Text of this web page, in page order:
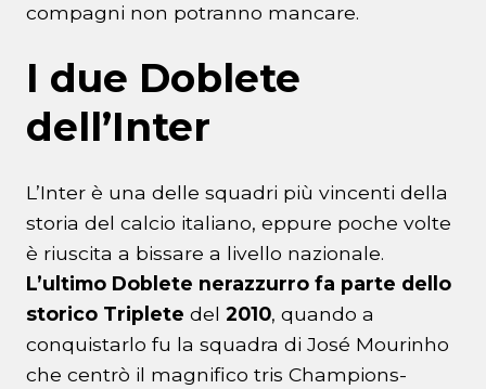
compagni non potranno mancare.
I due Doblete
dell’Inter
L’Inter è una delle squadri più vincenti della
storia del calcio italiano, eppure poche volte
è riuscita a bissare a livello nazionale.
L’ultimo Doblete nerazzurro fa parte dello
storico Triplete del 2010, quando a
conquistarlo fu la squadra di José Mourinho
che centrò il magnifico tris Champions-